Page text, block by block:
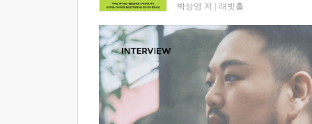
박상영 저 래빗홀